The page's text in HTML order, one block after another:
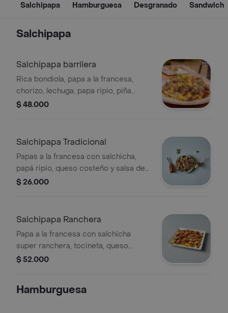
Salchipapa Hamburguesa Desgranado Sandwich
Salchipapa
Salchipapa barrilera
Rica bondiola, papa a la francesa,
chorizo, lechuga, papa ripio, piña
picada, queso costeño, salsa de la
$ 48.000
Salchipapa Tradicional
Papas a la francesa con salchicha,
papá ripio, queso costeño y salsa de
la casa.
$ 26.000
Salchipapa Ranchera
Papa a la francesa con salchicha
super ranchera, tocineta, queso
mozarella y salsa de la casa.
$ 52.000
Hamburguesa